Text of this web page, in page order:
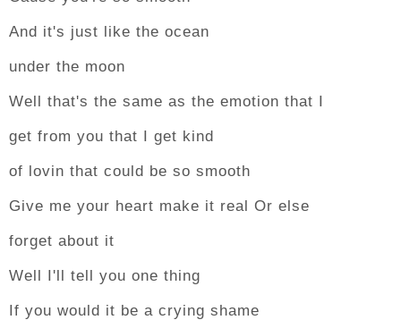
And it's just like the ocean
under the moon
Well that's the same as the emotion that I
get from you that I get kind
of lovin that could be so smooth
Give me your heart make it real Or else
forget about it
Well I'll tell you one thing
If you would it be a crying shame